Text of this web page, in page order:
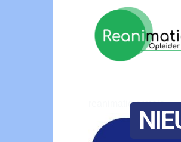
reanimatie ermelo